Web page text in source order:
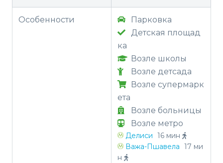
Особенности
Парковка
Детская площад
ка
Возле школы
Возле детсада
Возле супермарк
ета
Возле больницы
Возле метро
Делиси 16 мин
Важа-Пшавела 17 ми
н